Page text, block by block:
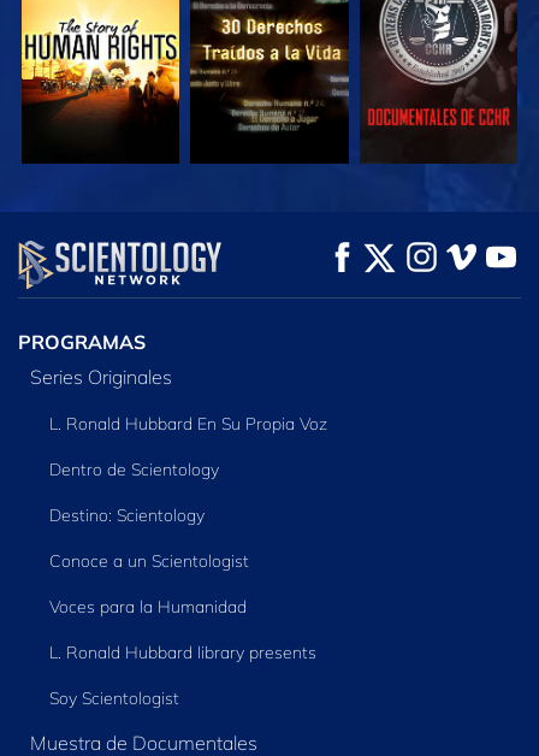
VE VE VE
VE
EXPLORA LAS
SERIES
PROGRAMAS
Series Originales
L. Ronald Hubbard En Su Propia Voz
Dentro de Scientology
Destino: Scientology
Conoce a un Scientologist
Voces para la Humanidad
L. Ronald Hubbard library presents
Soy Scientologist
Muestra de Documentales